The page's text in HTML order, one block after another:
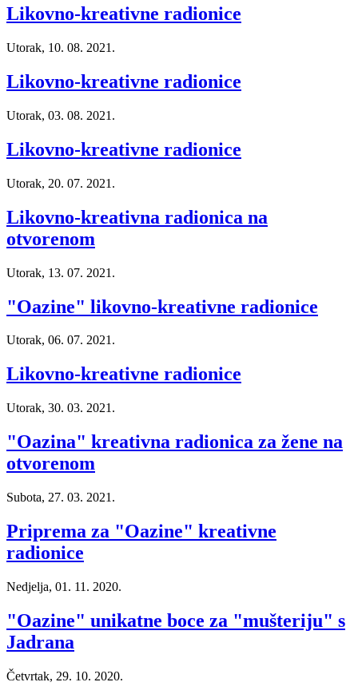
Likovno-kreativne radionice
Utorak, 10. 08. 2021.
Likovno-kreativne radionice
Utorak, 03. 08. 2021.
Likovno-kreativne radionice
Utorak, 20. 07. 2021.
Likovno-kreativna radionica na
otvorenom
Utorak, 13. 07. 2021.
"Oazine" likovno-kreativne radionice
Utorak, 06. 07. 2021.
Likovno-kreativne radionice
Utorak, 30. 03. 2021.
"Oazina" kreativna radionica za žene na
otvorenom
Subota, 27. 03. 2021.
Priprema za "Oazine" kreativne
radionice
Nedjelja, 01. 11. 2020.
"Oazine" unikatne boce za "mušteriju" s
Jadrana
Četvrtak, 29. 10. 2020.